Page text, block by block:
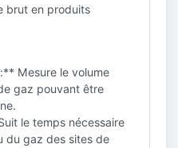
brut en produits
Mesure le volume
gaz pouvant être
le temps nécessaire
du gaz des sites de